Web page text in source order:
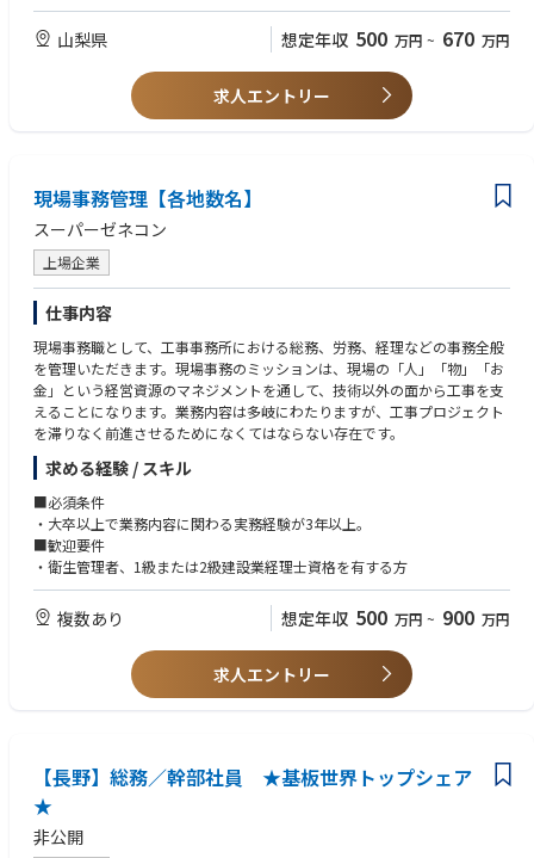
・勤怠管理・服務規律に関する事項
・派遣社員、パートタイム労働者の採用
※2～3年後の幹部候補としてご入社いただきます。
山梨県 想定年収 500 万円 ~ 670 万円
求人エントリー
現場事務管理【各地数名】
スーパーゼネコン
上場企業
仕事内容
現場事務職として、工事事務所における総務、労務、経理などの事務全般
を管理いただきます。現場事務のミッションは、現場の「人」「物」「お
金」という経営資源のマネジメントを通して、技術以外の面から工事を支
えることになります。業務内容は多岐にわたりますが、工事プロジェクト
を滞りなく前進させるためになくてはならない存在です。
求める経験 / スキル
■必須条件
・大卒以上で業務内容に関わる実務経験が3年以上。
■歓迎要件
・衛生管理者、1級または2級建設業経理士資格を有する方
複数あり 想定年収 500 万円 ~ 900 万円
求人エントリー
【長野】総務／幹部社員 ★基板世界トップシェア
★
非公開